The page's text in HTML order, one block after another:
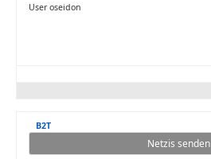
User oseidon
B2T
Netzis senden